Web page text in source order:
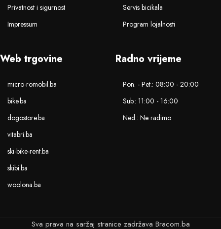
Privatnost i sigurnost
Impressum
Servis bicikala
Program lojalnosti
Web trgovine
micro-romobil.ba
bike.ba
dogostore.ba
vitabri.ba
ski-bike-rent.ba
skibi.ba
woolona.ba
Radno vrijeme
Pon. - Pet.: 08:00 - 20:00
Sub.: 11:00 - 16:00
Ned.: Ne radimo
Sva prava na saržaj stranice zadržava Bracom.ba